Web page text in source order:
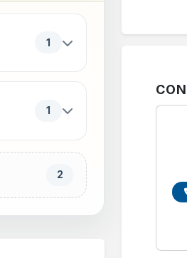
1
1
2